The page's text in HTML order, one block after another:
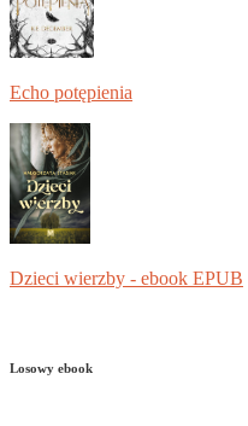
Echo potępienia
Dzieci wierzby - ebook EPUB
Losowy ebook